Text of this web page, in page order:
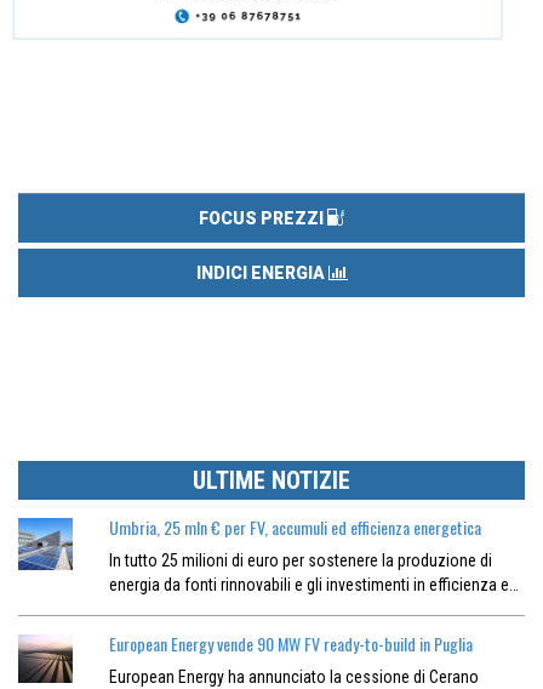
FOCUS PREZZI
INDICI ENERGIA
ULTIME NOTIZIE
Umbria, 25 mln € per FV, accumuli ed efficienza energetica
In tutto 25 milioni di euro per sostenere la produzione di
energia da fonti rinnovabili e gli investimenti in efficienza e…
European Energy vende 90 MW FV ready-to-build in Puglia
European Energy ha annunciato la cessione di Cerano